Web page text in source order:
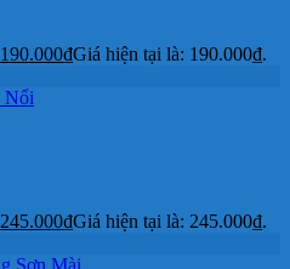
190.000₫Giá hiện tại là: 190.000₫.
245.000₫Giá hiện tại là: 245.000₫.